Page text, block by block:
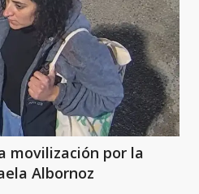
movilización por la
Albornoz